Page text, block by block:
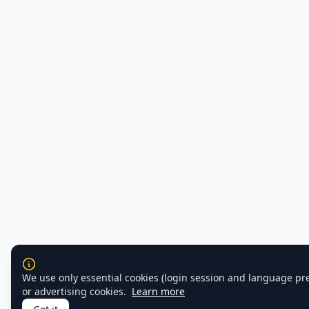
We use only essential cookies (login session and language
or advertising cookies. Learn more